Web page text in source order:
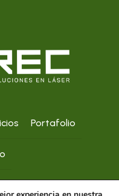
Portafolio